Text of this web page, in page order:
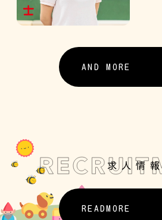
士
AND MORE
READMORE